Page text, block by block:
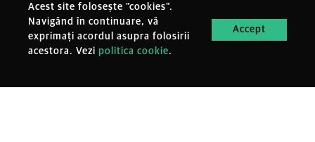
Acest site folosește "cookies".
Navigând în continuare, vă
exprimați acordul asupra folosirii
acestora. Vezi politica cookie.
Accept